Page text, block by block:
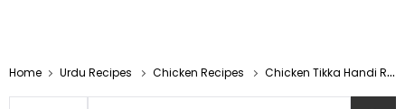
Home Urdu Recipes Chicken Recipes Chicken Tikka Handi Recipe In Urdu